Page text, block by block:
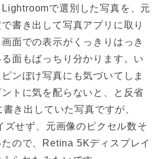
で選別した写真を、元
書き出して写真アプリに取り
面での表示がくっきりはっき
面もばっちり分かります。い
ンぼけ写真にも気づいてしま
トに気を配らないと、と反省
き出していた写真ですが、
ズせず、元画像のピクセル数そ
ので、Retina 5Kディスプレイ